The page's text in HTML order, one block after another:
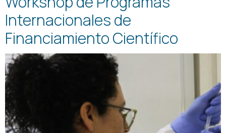
Internacionales de
Financiamiento Científico